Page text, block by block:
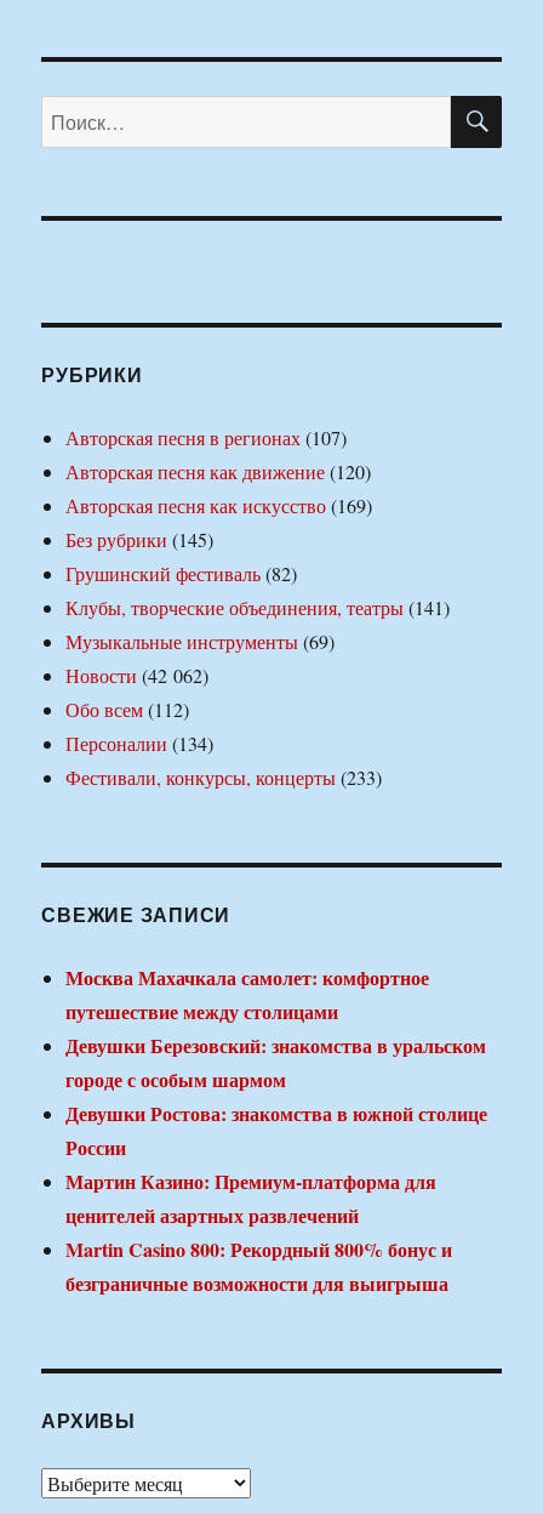
Искать:
РУБРИКИ
Авторская песня в регионах(107)
Авторская песня как движение(120)
Авторская песня как искусство(169)
Без рубрики (145)
Грушинский фестиваль(82)
Клубы, творческие объединения, театры(141)
Музыкальные инструменты(69)
Новости (42 062)
Обо всем(112)
Персоналии (134)
Фестивали, конкурсы, концерты(233)
СВЕЖИЕ ЗАПИСИ
Москва Махачкала самолет: комфортное
путешествие между столицами
Девушки Березовский: знакомства в уральском
городе с особым шармом
Девушки Ростова: знакомства в южной столице
России
Мартин Казино: Премиум-платформа для
ценителей азартных развлечений
Martin Casino 800: Рекордный 800% бонус и
безграничные возможности для выигрыша
АРХИВЫ
Архивы